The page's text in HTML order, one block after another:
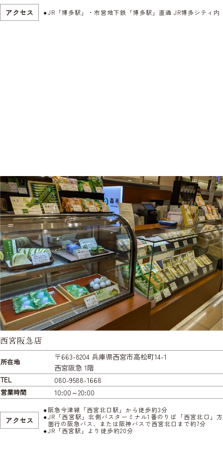
アクセス JR「博多駅」・市営地下鉄「博多駅」直通 JR博多シティ内
西宮阪急店
所在地
〒663-8204 兵庫県西宮市高松町14-1
西宮阪急 1階
TEL 080-9588-1668
営業時間 10:00～20:00
アクセス
阪急今津線「西宮北口駅」から徒歩約3分
JR「西宮駅」北側バスターミナル1番のりば「西宮北口」方
面行の阪急バス、または阪神バスで西宮北口まで約7分
JR「西宮駅」より徒歩約20分